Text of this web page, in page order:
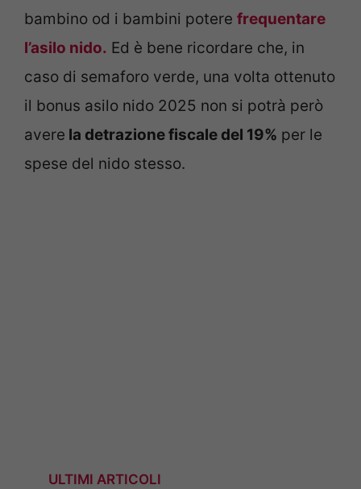
bambino od i bambini potere frequentare
l’asilo nido. Ed è bene ricordare che, in
caso di semaforo verde, una volta ottenuto
il bonus asilo nido 2025 non si potrà però
avere la detrazione fiscale del 19% per le
spese del nido stesso.
ULTIMI ARTICOLI